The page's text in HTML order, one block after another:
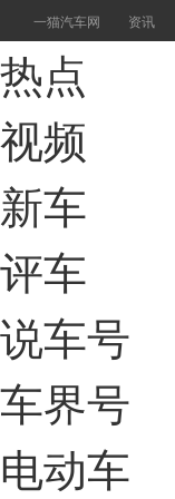
一猫汽车网 资讯
热点
视频
新车
评车
说车号
车界号
电动车